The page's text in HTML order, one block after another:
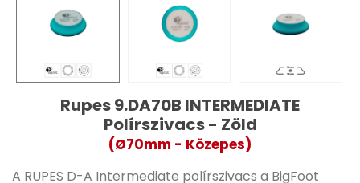
Rupes 9.DA70B INTERMEDIATE
Polírszivacs - Zöld
(Ø70mm - Közepes)
A RUPES D-A Intermediate polírszivacs a BigFoot